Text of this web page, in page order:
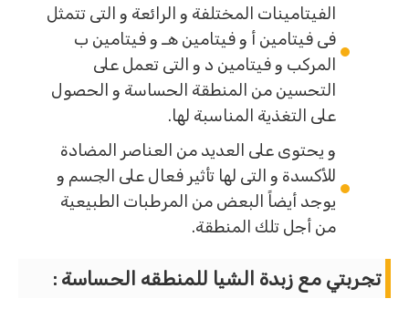
الفيتامينات المختلفة و الرائعة و التى تتمثل
فى فيتامين أ و فيتامين هـ و فيتامين ب
المركب و فيتامين د و التى تعمل على
التحسين من المنطقة الحساسة و الحصول
على التغذية المناسبة لها.
و يحتوى على العديد من العناصر المضادة
للأكسدة و التى لها تأثير فعال على الجسم و
يوجد أيضاً البعض من المرطبات الطبيعية
من أجل تلك المنطقة.
تجربتي مع زبدة الشيا للمنطقه الحساسة :